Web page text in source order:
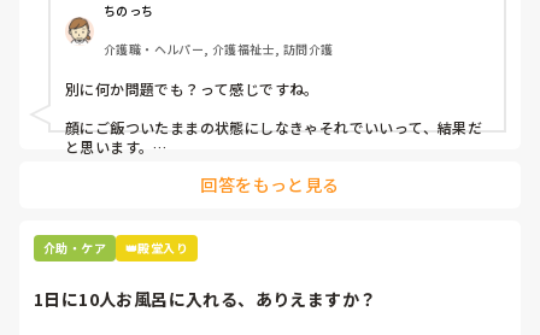
ちのっち
介護職・ヘルパー, 介護福祉士, 訪問介護
別に何か問題でも？って感じですね。
顔にご飯ついたままの状態にしなきゃそれでいいって、結果だ
と思います。
私お風呂専属でバイトしてるんですけど、お風呂の時に顔にカ
あーやってくれなかったんだなって。スプーンでぬぐったりそ
んなことすら、やらないのかね、酷いスタッフとか思いなが
回答をもっと見る
介助・ケア 👑殿堂入り
1日に10人お風呂に入れる、ありえますか？